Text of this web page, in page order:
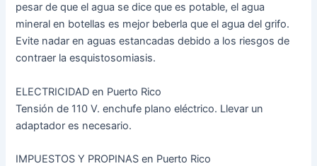
pesar de que el agua se dice que es potable, el agua
mineral en botellas es mejor beberla que el agua del grifo.
Evite nadar en aguas estancadas debido a los riesgos de
contraer la esquistosomiasis.
ELECTRICIDAD en Puerto Rico
Tensión de 110 V. enchufe plano eléctrico. Llevar un
adaptador es necesario.
IMPUESTOS Y PROPINAS en Puerto Rico